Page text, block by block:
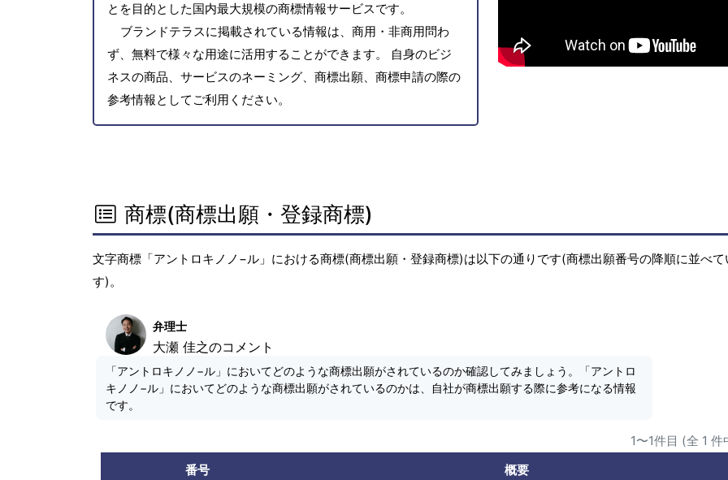
とを目的とした国内最大規模の商標情報サービスです。
ブランドテラスに掲載されている情報は、商用・非商用問わ
ず、無料で様々な用途に活用することができます。 自身のビジ
ネスの商品、サービスのネーミング、商標出願、商標申請の際の
参考情報としてご利用ください。
商標(商標出願・登録商標)
文字商標「アントロキノノ−ル」における商標(商標出願・登録商標)は以下の通りです(商標出願番号の降順に並べて
す)。
弁理士
大瀬 佳之のコメント
「アントロキノノ−ル」においてどのような商標出願がされているのか確認してみましょう。「アントロ
キノノ−ル」においてどのような商標出願がされているのかは、自社が商標出願する際に参考になる情報
です。
1〜1件目 (全 1 件
番号
概要